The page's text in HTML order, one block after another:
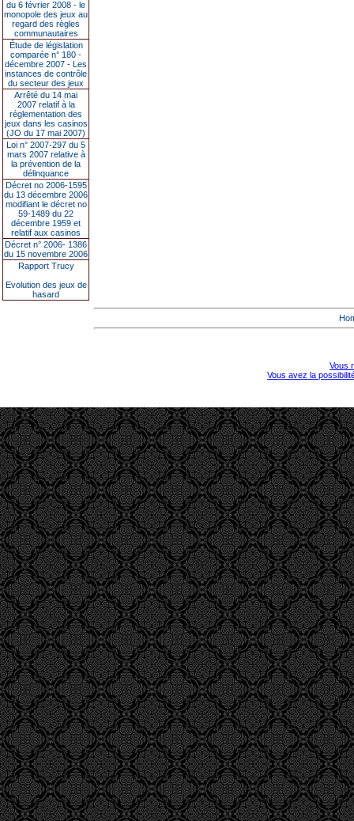
du 6 février 2008 - le
monopole des jeux au
regard des règles
communautaires
Étude de législation
comparée n° 180 -
décembre 2007 - Les
instances de contrôle
du secteur des jeux
Arrêté du 14 mai
2007 relatif à la
réglementation des
jeux dans les casinos
(JO du 17 mai 2007)
Loi n° 2007-297 du 5
mars 2007 relative à
la prévention de la
délinquance
Décret no 2006-1595
du 13 décembre 2006
modifiant le décret no
59-1489 du 22
décembre 1959 et
relatif aux casinos
Décret n° 2006- 1386
du 15 novembre 2006
Rapport Trucy
Evolution des jeux de
hasard
Vous
Vous avez la